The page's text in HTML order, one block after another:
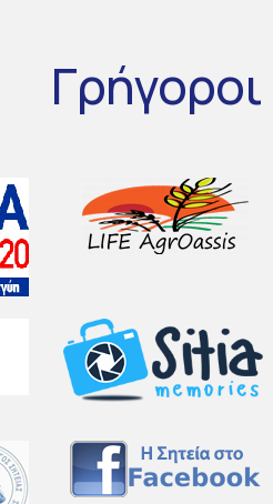
Γρήγοροι